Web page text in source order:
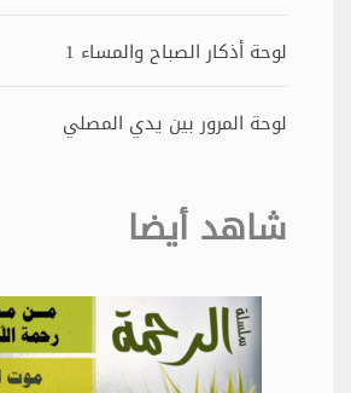
لوحة أذكار الصباح والمساء 1
لوحة المرور بين يدي المصلي
شاهد أيضا